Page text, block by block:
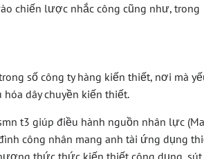
chiến lược nhắc công cũng như, trong
số công ty hàng kiến thiết, nơi mà
dây chuyền kiến thiết.
t3 giúp điều hành nguồn nhân lực
công nhân mang anh tài ứng dụng
thức thức kiến thiết công dụng, sút